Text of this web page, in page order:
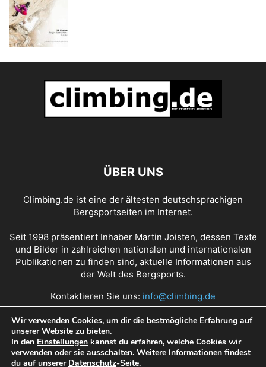
ÜBER UNS
Climbing.de ist eine der ältesten deutschsprachigen
Bergsportseiten im Internet.
Seit 1998 präsentiert Inhaber Martin Joisten, dessen Texte
und Bilder in zahlreichen nationalen und internationalen
Publikationen zu finden sind, aktuelle Informationen aus
der Welt des Bergsports.
Kontaktieren Sie uns: info@climbing.de
Über Climbing.de RSS Feed Mediadaten
Nutzungsbedingungen Datenschutz
Wir verwenden Cookies, um dir die bestmögliche Erfahrung auf
unserer Website zu bieten.
In den Einstellungen kannst du erfahren, welche Cookies wir
verwenden oder sie ausschalten. Weitere Informationen findest
du auf unserer Datenschutz-Seite.